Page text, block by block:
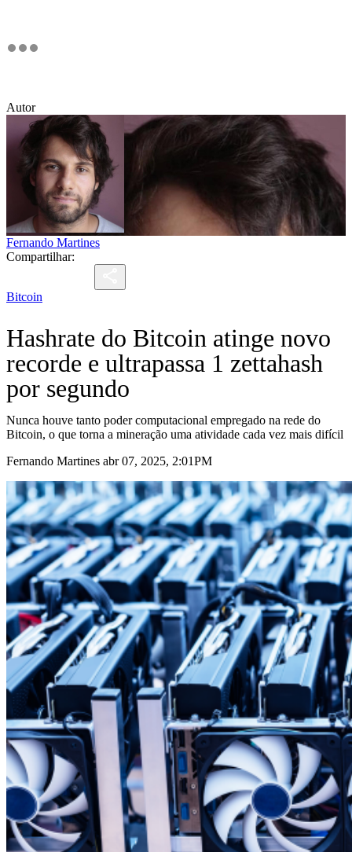
Autor
Fernando Martines
Compartilhar:
Bitcoin
Hashrate do Bitcoin atinge novo
recorde e ultrapassa 1 zettahash
por segundo
Nunca houve tanto poder computacional empregado na rede do
Bitcoin, o que torna a mineração uma atividade cada vez mais difícil
Fernando Martines abr 07, 2025, 2:01PM